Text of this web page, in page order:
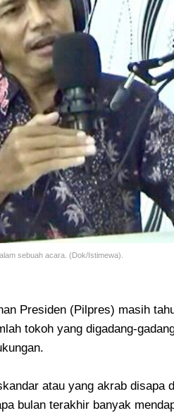
sebuah acara. (Dok/Istimewa).
Presiden (Pilpres) masih
tokoh yang digadang-
atau yang akrab disapa
bulan terakhir banyak